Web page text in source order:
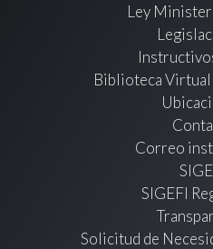
Ley
Biblioteca
Correo
SIGEFI
Solicitud de